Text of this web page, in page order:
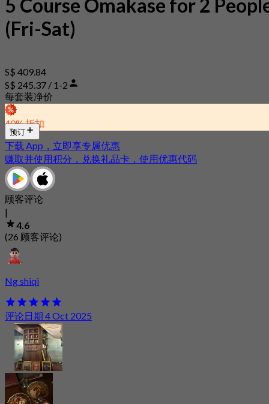
5 Course Omakase for 2
(Fri-Sat)
S$ 409.84
S$ 245.37 / 1-2
每套装净价
40% 折扣
预订
下载 App，立即享专属优惠
赚取并使用积分，兑换礼品卡，使用优惠代码
顾客评论
|
4.6
(26 顾客评论)
Ng shiqi
评论日期 4 Oct 2025